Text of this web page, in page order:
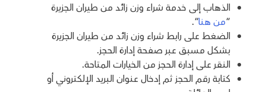
الذهاب إلى خدمة شراء وزن زائد من طيران الجزيرة
“من هنا“.
الضغط على رابط شراء وزن زائد من طيران الجزيرة
بشكل مسبق عبر صفحة إدارة الحجز.
النقر على إدارة الحجز من الخيارات المتاحة.
كتابة رقم الحجز ثم إدخال عنوان البريد الإلكتروني أو